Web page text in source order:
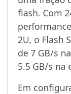
flash. Com
2U, o Flash
de 7 GB/s
5.5 GB/s na
Em